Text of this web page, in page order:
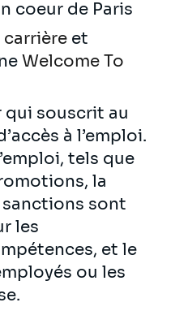
coeur de Paris
carrière et
Welcome To
qui souscrit au
à l’emploi.
tels que
la
sont
les
et le
ou les